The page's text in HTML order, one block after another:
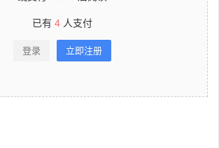
已有 4 人支付
登录 立即注册